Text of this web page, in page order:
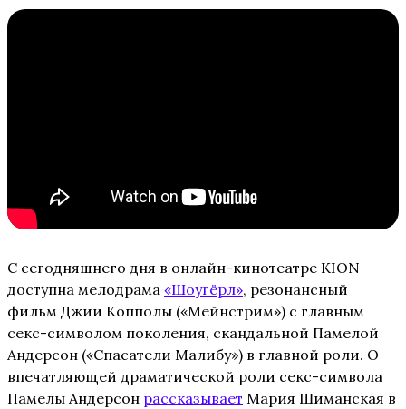
С сегодняшнего дня в онлайн-кинотеатре KION
доступна мелодрама «Шоугёрл», резонансный
фильм Джии Копполы («Мейнстрим») с главным
секс-символом поколения, скандальной Памелой
Андерсон («Спасатели Малибу») в главной роли. О
впечатляющей драматической роли секс-символа
Памелы Андерсон рассказывает Мария Шиманская в